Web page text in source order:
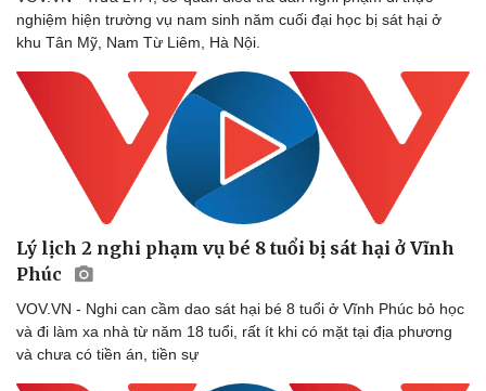
nghiệm hiện trường vụ nam sinh năm cuối đại học bị sát hại ở
khu Tân Mỹ, Nam Từ Liêm, Hà Nội.
Lý lịch 2 nghi phạm vụ bé 8 tuổi bị sát hại ở Vĩnh
Phúc
VOV.VN - Nghi can cầm dao sát hại bé 8 tuổi ở Vĩnh Phúc bỏ học
và đi làm xa nhà từ năm 18 tuổi, rất ít khi có mặt tại địa phương
và chưa có tiền án, tiền sự